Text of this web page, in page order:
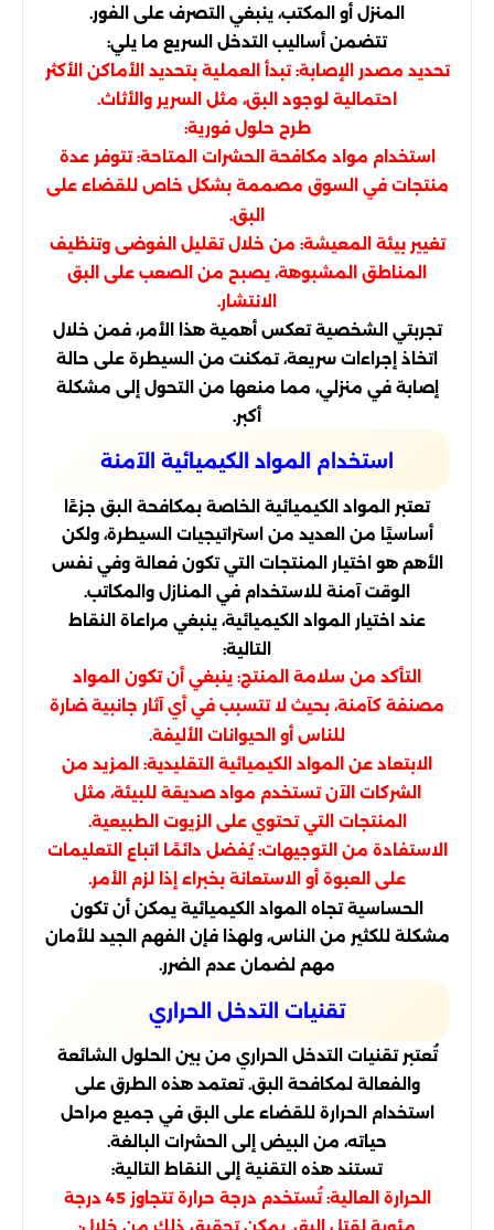
المنزل أو المكتب، ينبغي التصرف على الفور.
تتضمن أساليب التدخل السريع ما يلي:
تحديد مصدر الإصابة: تبدأ العملية بتحديد الأماكن الأكثر
احتمالية لوجود البق، مثل السرير والأثاث.
طرح حلول فورية:
استخدام مواد مكافحة الحشرات المتاحة: تتوفر عدة
منتجات في السوق مصممة بشكل خاص للقضاء على
البق.
تغيير بيئة المعيشة: من خلال تقليل الفوضى وتنظيف
المناطق المشبوهة، يصبح من الصعب على البق
الانتشار.
تجربتي الشخصية تعكس أهمية هذا الأمر، فمن خلال
اتخاذ إجراءات سريعة، تمكنت من السيطرة على حالة
إصابة في منزلي، مما منعها من التحول إلى مشكلة
أكبر.
استخدام المواد الكيميائية الآمنة
تعتبر المواد الكيميائية الخاصة بمكافحة البق جزءًا
أساسيًا من العديد من استراتيجيات السيطرة، ولكن
الأهم هو اختيار المنتجات التي تكون فعالة وفي نفس
الوقت آمنة للاستخدام في المنازل والمكاتب.
عند اختيار المواد الكيميائية، ينبغي مراعاة النقاط
التالية:
التأكد من سلامة المنتج: ينبغي أن تكون المواد
مصنفة كآمنة، بحيث لا تتسبب في أي آثار جانبية ضارة
للناس أو الحيوانات الأليفة.
الابتعاد عن المواد الكيميائية التقليدية: المزيد من
الشركات الآن تستخدم مواد صديقة للبيئة، مثل
المنتجات التي تحتوي على الزيوت الطبيعية.
الاستفادة من التوجيهات: يُفضل دائمًا اتباع التعليمات
على العبوة أو الاستعانة بخبراء إذا لزم الأمر.
الحساسية تجاه المواد الكيميائية يمكن أن تكون
مشكلة للكثير من الناس، ولهذا فإن الفهم الجيد للأمان
مهم لضمان عدم الضرر.
تقنيات التدخل الحراري
تُعتبر تقنيات التدخل الحراري من بين الحلول الشائعة
والفعالة لمكافحة البق. تعتمد هذه الطرق على
استخدام الحرارة للقضاء على البق في جميع مراحل
حياته، من البيض إلى الحشرات البالغة.
تستند هذه التقنية إلى النقاط التالية:
الحرارة العالية: تُستخدم درجة حرارة تتجاوز 45 درجة